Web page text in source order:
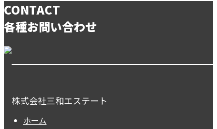
CONTACT
各種お問い合わせ
株式会社三和エステート
ホーム